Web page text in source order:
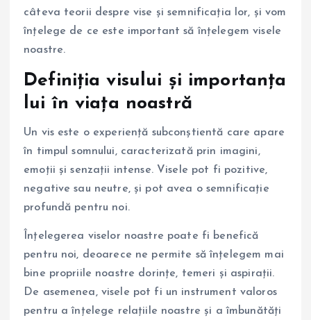
câteva teorii despre vise și semnificația lor, și vom
înțelege de ce este important să înțelegem visele
noastre.
Definiția visului și importanța
lui în viața noastră
Un vis este o experiență subconștientă care apare
în timpul somnului, caracterizată prin imagini,
emoții și senzații intense. Visele pot fi pozitive,
negative sau neutre, și pot avea o semnificație
profundă pentru noi.
Înțelegerea viselor noastre poate fi benefică
pentru noi, deoarece ne permite să înțelegem mai
bine propriile noastre dorințe, temeri și aspirații.
De asemenea, visele pot fi un instrument valoros
pentru a înțelege relațiile noastre și a îmbunătăți